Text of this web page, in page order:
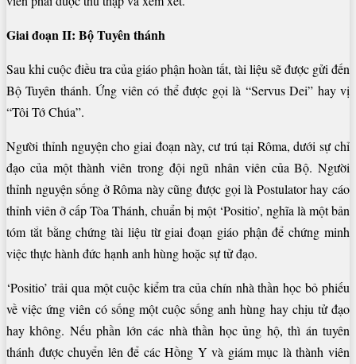
Giai đoạn II: Bộ Tuyên thánh
Sau khi cuộc điều tra của giáo phận hoàn tất, tài liệu sẽ được gửi đến
Bộ Tuyên thánh. Ứng viên có thể được gọi là “Servus Dei” hay vị
“Tôi Tớ Chúa”.
Người thỉnh nguyện cho giai đoạn này, cư trú tại Rôma, dưới sự chỉ
đạo của một thành viên trong đội ngũ nhân viên của Bộ. Người
thỉnh nguyện sống ở Rôma này cũng được gọi là Postulator hay cáo
thỉnh viên ở cấp Tòa Thánh, chuẩn bị một ‘Positio’, nghĩa là một bản
tóm tắt bằng chứng tài liệu từ giai đoạn giáo phận để chứng minh
việc thực hành đức hạnh anh hùng hoặc sự tử đạo.
‘Positio’ trải qua một cuộc kiểm tra của chín nhà thần học bỏ phiếu
về việc ứng viên có sống một cuộc sống anh hùng hay chịu tử đạo
hay không. Nếu phần lớn các nhà thần học ủng hộ, thì án tuyên
thánh được chuyển lên để các Hồng Y và giám mục là thành viên